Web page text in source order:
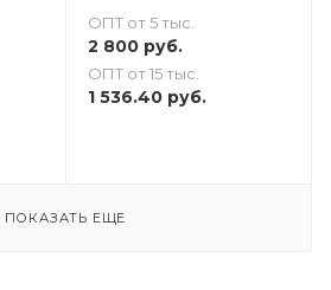
ОПТ от 5 тыс.
2 800руб.
ОПТ от 15 тыс.
1 536.40руб.
ПОКАЗАТЬ ЕЩЕ